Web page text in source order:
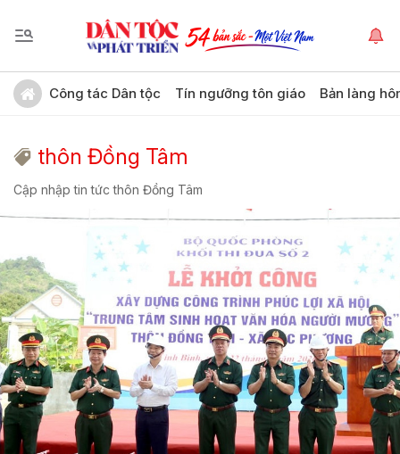
Công tác Dân tộc Tín ngưỡng tôn giáo Bản làng
thôn Đồng Tâm
Cập nhập tin tức thôn Đồng Tâm